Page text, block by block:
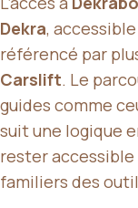
Dekra,
référencé par
Carslift. Le
guides comme
suit une logique
rester
familiers des